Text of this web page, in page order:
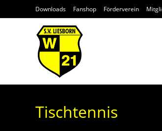
Downloads Fanshop Förderverein
Tischtennis